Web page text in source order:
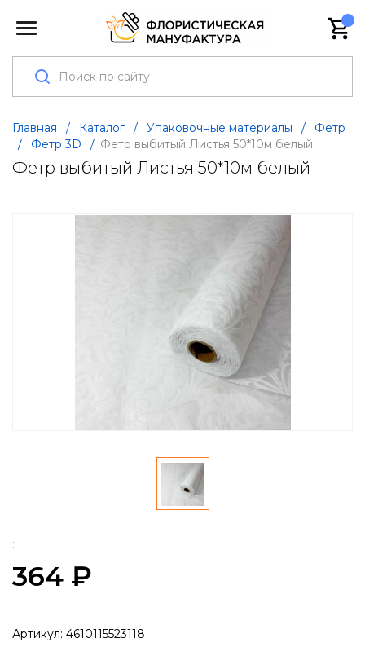
Главная / Каталог / Упаковочные материалы /
Фетр
/
Фетр 3D / Фетр выбитый Листья 50*10м белый
Фетр выбитый Листья 50*10м белый
:
364 ₽
Артикул: 4610115523118